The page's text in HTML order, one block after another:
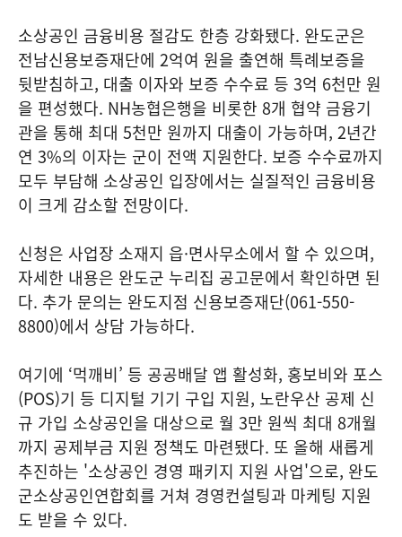
소상공인 금융비용 절감도 한층 강화됐다. 완도군은
전남신용보증재단에 2억여 원을 출연해 특례보증을
뒷받침하고, 대출 이자와 보증 수수료 등 3억 6천만 원
을 편성했다. NH농협은행을 비롯한 8개 협약 금융기
관을 통해 최대 5천만 원까지 대출이 가능하며, 2년간
연 3%의 이자는 군이 전액 지원한다. 보증 수수료까지
모두 부담해 소상공인 입장에서는 실질적인 금융비용
이 크게 감소할 전망이다.
신청은 사업장 소재지 읍·면사무소에서 할 수 있으며,
자세한 내용은 완도군 누리집 공고문에서 확인하면 된
다. 추가 문의는 완도지점 신용보증재단(061-550-
8800)에서 상담 가능하다.
여기에 ‘먹깨비’ 등 공공배달 앱 활성화, 홍보비와 포스
(POS)기 등 디지털 기기 구입 지원, 노란우산 공제 신
규 가입 소상공인을 대상으로 월 3만 원씩 최대 8개월
까지 공제부금 지원 정책도 마련됐다. 또 올해 새롭게
추진하는 '소상공인 경영 패키지 지원 사업'으로, 완도
군소상공인연합회를 거쳐 경영컨설팅과 마케팅 지원
도 받을 수 있다.